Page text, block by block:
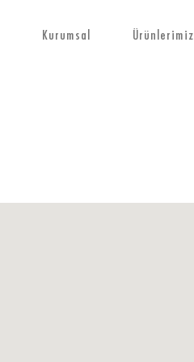
Kurumsal Ürünlerimiz